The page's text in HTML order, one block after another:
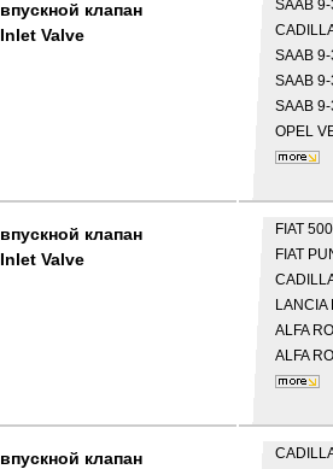
впускной клапан
Inlet Valve
SAAB
SAAB 9-
SAAB 9-
SAAB 9-
OPEL
впускной клапан
Inlet Valve
FIAT
FIAT
LANCIA
ALFA
ALFA
впускной клапан